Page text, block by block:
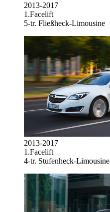
2013-2017
1.Facelift
5-tr. Fließheck-Limousine
2013-2017
1.Facelift
4-tr. Stufenheck-Limousine